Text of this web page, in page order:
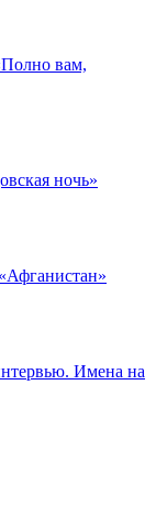
вам,
ночь»
Имена на